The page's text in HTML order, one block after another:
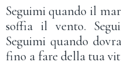
Seguimi quando il
soffia il vento.
Seguimi quando
fino a fare della tua